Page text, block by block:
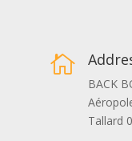

BACK
Tallard